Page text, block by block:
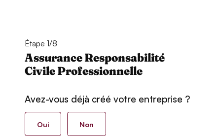
Étape 1/8
Assurance Responsabilité
Civile Professionnelle
Avez-vous déjà créé votre entreprise ?
Oui Non